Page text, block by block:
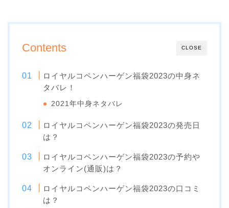
CLOSE
Contents
ロイヤルコペンハーゲン福袋2023の中身ネ
タバレ！
2021年中身ネタバレ
ロイヤルコペンハーゲン福袋2023の発売日
は？
ロイヤルコペンハーゲン福袋2023の予約や
オンライン(通販)は？
ロイヤルコペンハーゲン福袋2023の口コミ
は？